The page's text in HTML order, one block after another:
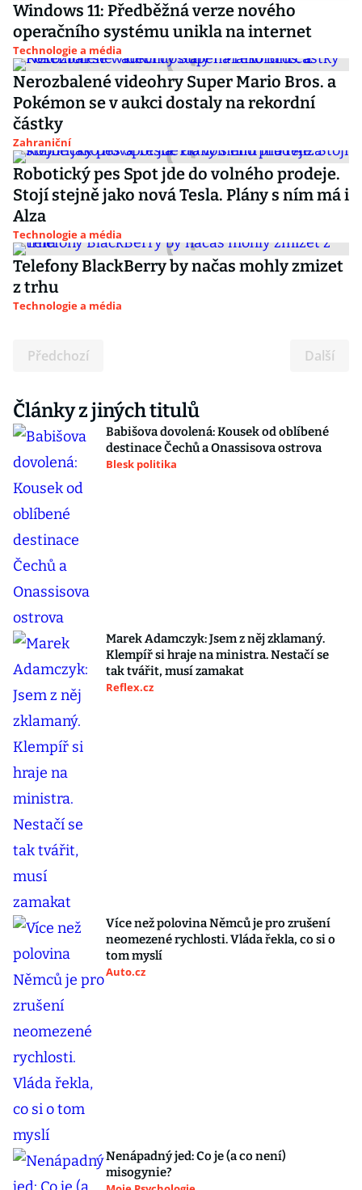
Windows 11: Předběžná verze nového
operačního systému unikla na internet
Technologie a média
Nerozbalené videohry Super Mario Bros. a
Pokémon se v aukci dostaly na rekordní
částky
Zahraniční
Robotický pes Spot jde do volného prodeje.
Stojí stejně jako nová Tesla. Plány s ním má i
Alza
Technologie a média
Telefony BlackBerry by načas mohly zmizet
z trhu
Technologie a média
Předchozí Další
Články z jiných titulů
Babišova dovolená: Kousek od oblíbené
destinace Čechů a Onassisova ostrova
Blesk politika
Marek Adamczyk: Jsem z něj zklamaný.
Klempíř si hraje na ministra. Nestačí se
tak tvářit, musí zamakat
Reflex.cz
Více než polovina Němců je pro zrušení
neomezené rychlosti. Vláda řekla, co si o
tom myslí
Auto.cz
Nenápadný jed: Co je (a co není)
misogynie?